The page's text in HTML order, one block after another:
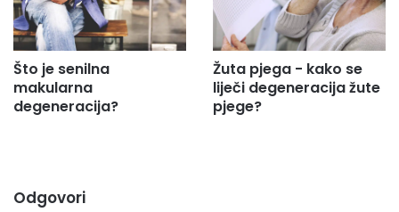
Što je senilna
makularna
degeneracija?
Žuta pjega - kako se
liječi degeneracija žute
pjege?
Odgovori